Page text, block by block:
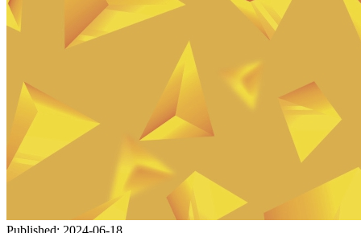
Published: 2024-06-18